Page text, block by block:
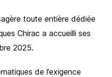
toute entière dédiée
Chirac a accueilli ses
2025.
de l’exigence